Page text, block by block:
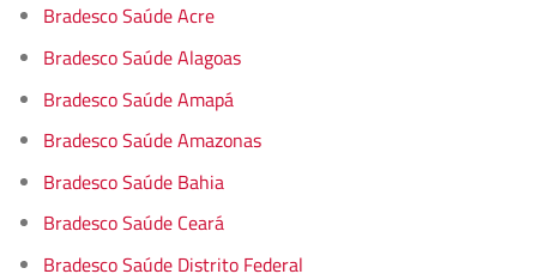
Bradesco Saúde Acre
Bradesco Saúde Alagoas
Bradesco Saúde Amapá
Bradesco Saúde Amazonas
Bradesco Saúde Bahia
Bradesco Saúde Ceará
Bradesco Saúde Distrito Federal